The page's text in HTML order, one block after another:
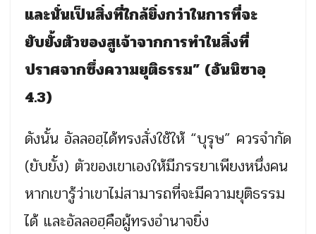
และนั่นเป็นสิ่งที่ใกล้ยิ่งกว่าในการที่จะ
ยับยั้งตัวของสูเจ้าจากการทำในสิ่งที่
ปราศจากซึ่งความยุติธรรม” (อันนิซาอฺ
4.3)
ดังนั้น อัลลอฮฺได้ทรงสั่งใช้ให้ “บุรุษ” ควรจำกัด
(ยับยั้ง) ตัวของเขาเองให้มีภรรยาเพียงหนึ่งคน
หากเขารู้ว่าเขาไม่สามารถที่จะมีความยุติธรรม
ได้ และอัลลอฮฺคือผู้ทรงอำนาจยิ่ง